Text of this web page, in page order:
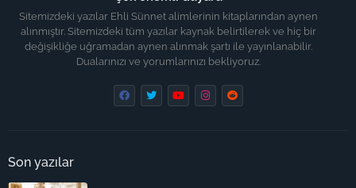
Sitemizdeki yazılar Ehli Sünnet alimlerinin kitaplarından aynen
alınmıştır. Sitemizdeki tüm yazılar kaynak belirtilerek ve hiç bir
değişikliğe uğramadan aynen alınmak şartı ile yayınlanabilir.
Dualarınızı ve yorumlarınızı bekliyoruz.
Son yazılar